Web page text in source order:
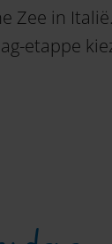
Zee in
etappe